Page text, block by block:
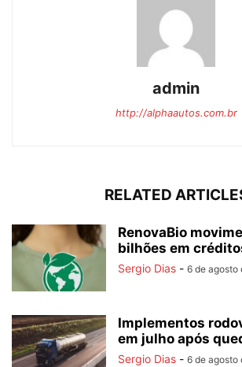
admin
http://alphaautos.com.br
RELATED
RenovaBio
bilhões em
Sergio Dias - 6 de agosto
Implementos
em julho após
Sergio Dias - 6 de agosto